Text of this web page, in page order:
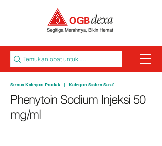
Semua Kategori Produk |Kategori Sistem Saraf
Phenytoin Sodium Injeksi 50
mg/ml